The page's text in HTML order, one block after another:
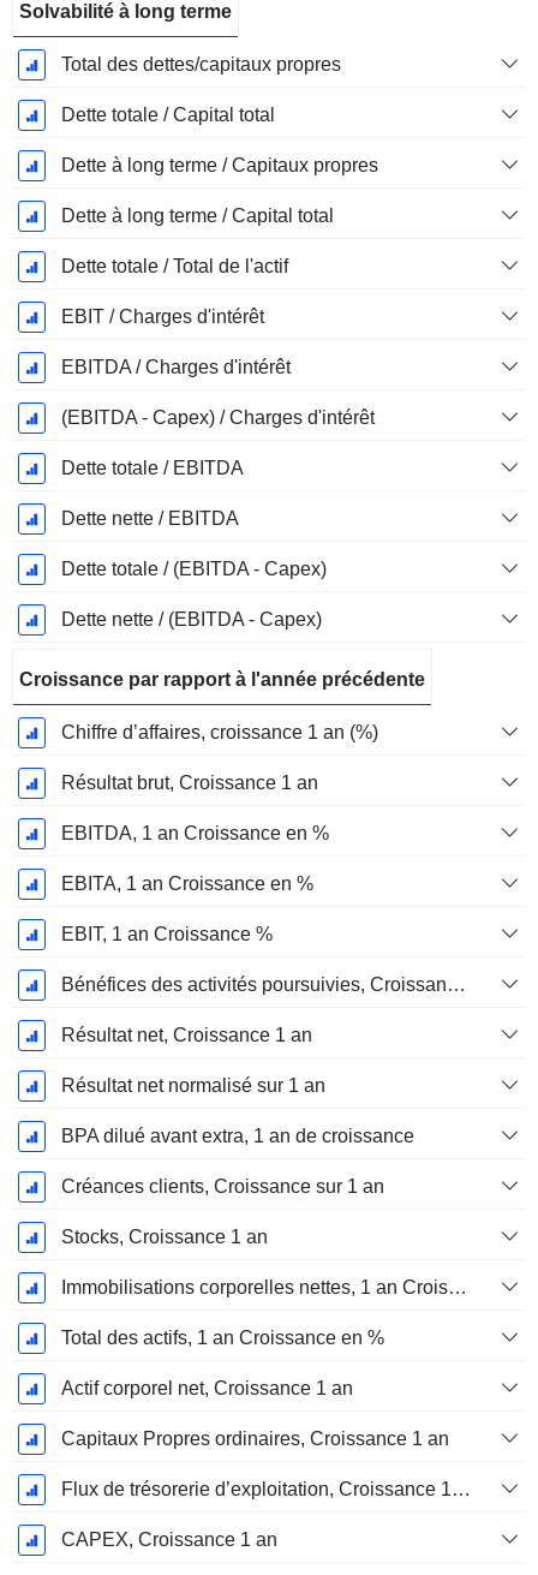
Solvabilité à long terme
Total des dettes/capitaux propres
Dette totale / Capital total
Dette à long terme / Capitaux propres
Dette à long terme / Capital total
Dette totale / Total de l'actif
EBIT / Charges d'intérêt
EBITDA / Charges d'intérêt
(EBITDA - Capex) / Charges d'intérêt
Dette totale / EBITDA
Dette nette / EBITDA
Dette totale / (EBITDA - Capex)
Dette nette / (EBITDA - Capex)
Croissance par rapport à l'année précédente
Chiffre d’affaires, croissance 1 an (%)
Résultat brut, Croissance 1 an
EBITDA, 1 an Croissance en %
EBITA, 1 an Croissance en %
EBIT, 1 an Croissance %
Bénéfices des activités poursuivies, Croissance 1 an
Résultat net, Croissance 1 an
Résultat net normalisé sur 1 an
BPA dilué avant extra, 1 an de croissance
Créances clients, Croissance sur 1 an
Stocks, Croissance 1 an
Immobilisations corporelles nettes, 1 an Croissance
Total des actifs, 1 an Croissance en %
Actif corporel net, Croissance 1 an
Capitaux Propres ordinaires, Croissance 1 an
Flux de trésorerie d’exploitation, Croissance 1 an
CAPEX, Croissance 1 an